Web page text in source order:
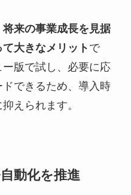
将来の事業成長を見据
大きなメリット で
版で試し、必要に応
できるため、導入時
えられます。
動化を推進